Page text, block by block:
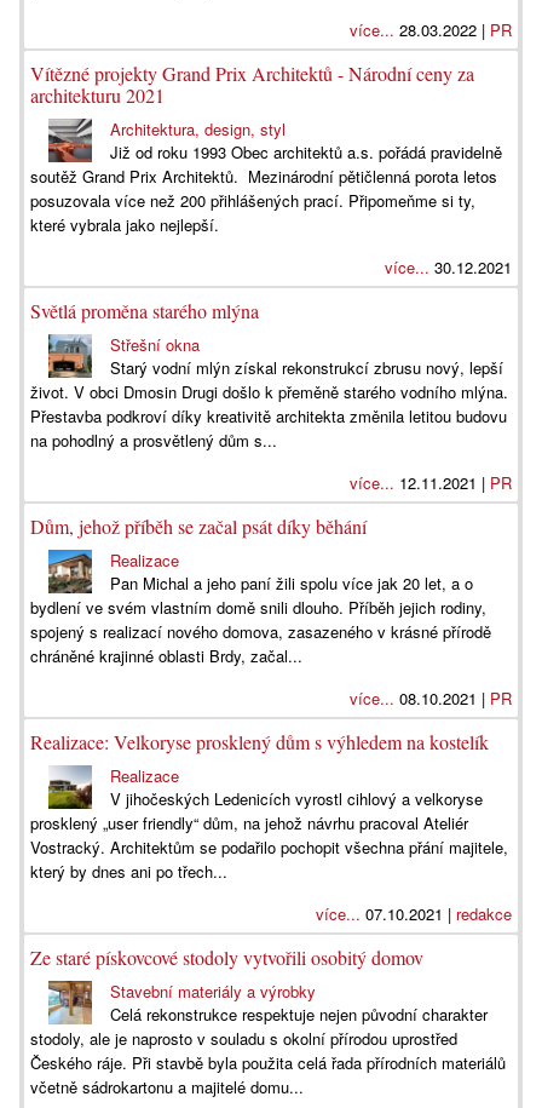
více... 28.03.2022 | PR
Vítězné projekty Grand Prix Architektů - Národní ceny za
architekturu 2021
Architektura, design, styl
Již od roku 1993 Obec architektů a.s. pořádá pravidelně
soutěž Grand Prix Architektů. Mezinárodní pětičlenná porota letos
posuzovala více než 200 přihlášených prací. Připomeňme si ty,
které vybrala jako nejlepší.
více... 30.12.2021
Světlá proměna starého mlýna
Střešní okna
Starý vodní mlýn získal rekonstrukcí zbrusu nový, lepší
život. V obci Dmosin Drugi došlo k přeměně starého vodního mlýna.
Přestavba podkroví díky kreativitě architekta změnila letitou budovu
na pohodlný a prosvětlený dům s...
více... 12.11.2021 | PR
Dům, jehož příběh se začal psát díky běhání
Realizace
Pan Michal a jeho paní žili spolu více jak 20 let, a o
bydlení ve svém vlastním domě snili dlouho. Příběh jejich rodiny,
spojený s realizací nového domova, zasazeného v krásné přírodě
chráněné krajinné oblasti Brdy, začal...
více... 08.10.2021 | PR
Realizace: Velkoryse prosklený dům s výhledem na kostelík
Realizace
V jihočeských Ledenicích vyrostl cihlový a velkoryse
prosklený „user friendly“ dům, na jehož návrhu pracoval Ateliér
Vostracký. Architektům se podařilo pochopit všechna přání majitele,
který by dnes ani po třech...
více... 07.10.2021 | redakce
Ze staré pískovcové stodoly vytvořili osobitý domov
Stavební materiály a výrobky
Celá rekonstrukce respektuje nejen původní charakter
stodoly, ale je naprosto v souladu s okolní přírodou uprostřed
Českého ráje. Při stavbě byla použita celá řada přírodních materiálů
včetně sádrokartonu a majitelé domu...